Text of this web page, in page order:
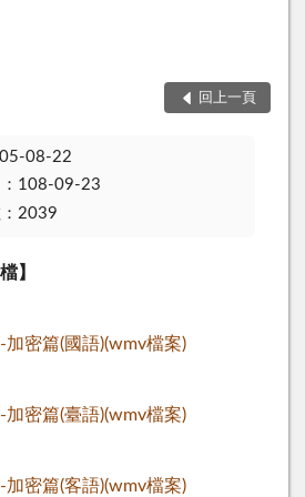
回上一頁
08-22
108-09-23
2039
】
密篇(國語)(wmv檔案)
密篇(臺語)(wmv檔案)
密篇(客語)(wmv檔案)